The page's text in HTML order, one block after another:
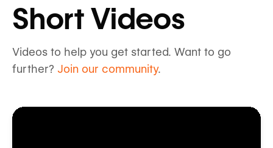
Short Videos
Videos to help you get started. Want to go
further? Join our community.